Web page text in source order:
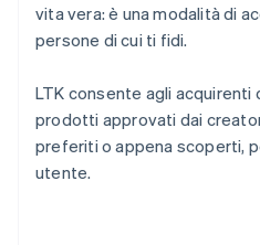
vita vera: è una modalità di
persone di cui ti fidi.
LTK consente agli acquirenti
prodotti approvati dai
preferiti o appena scoperti,
utente.